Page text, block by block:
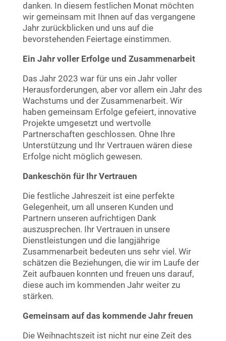
danken. In diesem festlichen Monat möchten
wir gemeinsam mit Ihnen auf das vergangene
Jahr zurückblicken und uns auf die
bevorstehenden Feiertage einstimmen.
Ein Jahr voller Erfolge und Zusammenarbeit
Das Jahr 2023 war für uns ein Jahr voller
Herausforderungen, aber vor allem ein Jahr des
Wachstums und der Zusammenarbeit. Wir
haben gemeinsam Erfolge gefeiert, innovative
Projekte umgesetzt und wertvolle
Partnerschaften geschlossen. Ohne Ihre
Unterstützung und Ihr Vertrauen wären diese
Erfolge nicht möglich gewesen.
Dankeschön für Ihr Vertrauen
Die festliche Jahreszeit ist eine perfekte
Gelegenheit, um all unseren Kunden und
Partnern unseren aufrichtigen Dank
auszusprechen. Ihr Vertrauen in unsere
Dienstleistungen und die langjährige
Zusammenarbeit bedeuten uns sehr viel. Wir
schätzen die Beziehungen, die wir im Laufe der
Zeit aufbauen konnten und freuen uns darauf,
diese auch im kommenden Jahr weiter zu
stärken.
Gemeinsam auf das kommende Jahr freuen
Die Weihnachtszeit ist nicht nur eine Zeit des